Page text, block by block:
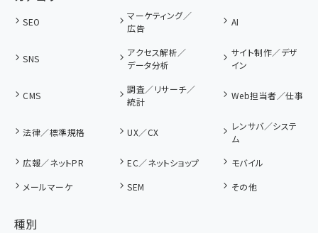
SEO
マーケティング／
広告
AI
SNS
アクセス解析／
データ分析
サイト制作／デザ
イン
CMS
調査／リサーチ／
統計
Web担当者／仕事
法律／標準規格 UX／CX
レンサバ／システ
ム
広報／ネットPR
EC／ネットショップ
モバイル
メールマーケ
SEM その他
種別